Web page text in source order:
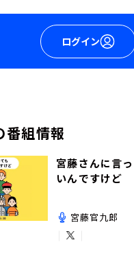
ログイン
番組情報
宮藤さんに言
いんですけど
宮藤官九郎